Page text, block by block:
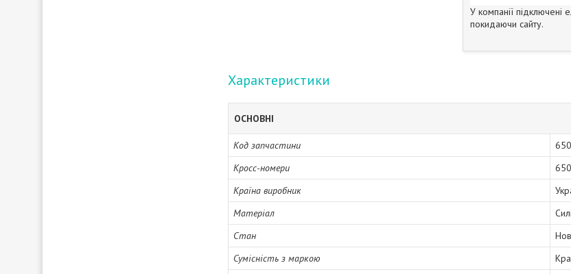
У компанії підключені
покидаючи сайту.
Характеристики
ОСНОВНІ
Код запчастини
Кросс-номери
Країна виробник
Матеріал
Стан
Сумісність з маркою